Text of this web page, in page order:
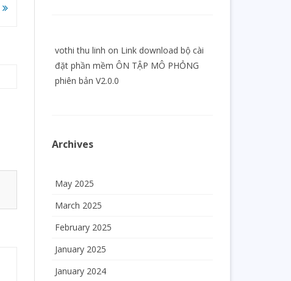
vothi thu linh on Link download bộ cài
đặt phần mềm ÔN TẬP MÔ PHỎNG
phiên bản V2.0.0
Archives
May 2025
March 2025
February 2025
January 2025
January 2024